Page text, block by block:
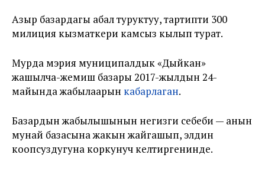
Азыр базардагы абал туруктуу, тартипти 300
милиция кызматкери камсыз кылып турат.
Мурда мэрия муниципалдык «Дыйкан»
жашылча-жемиш базары 2017-жылдын 24-
майында жабылаарын кабарлаган.
Базардын жабылышынын негизги себеби — анын
мунай базасына жакын жайгашып, элдин
коопсуздугуна коркунуч келтиргенинде.